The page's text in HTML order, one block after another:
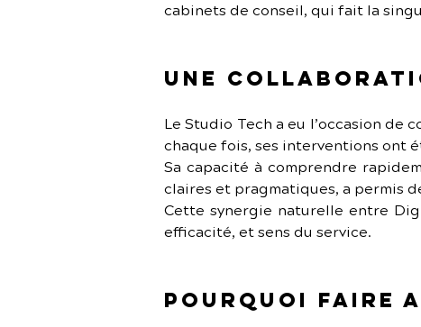
cabinets de conseil, qui fait la
Une
Le Studio Tech a eu l’occasion de
chaque fois, ses interventions ont
Sa capacité à comprendre
claires et pragmatiques, a permis
Cette synergie naturelle entre
efficacité, et sens du service.
Pourquoi faire